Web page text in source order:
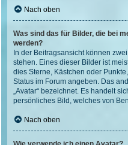
Nach oben
Was sind das für Bilder, die bei
werden?
In der Beitragsansicht können
stehen. Eines dieser Bilder ist
dies Sterne, Kästchen oder
Status im Forum angeben. Das
„Avatar“ bezeichnet. Es handelt
persönliches Bild, welches von
Nach oben